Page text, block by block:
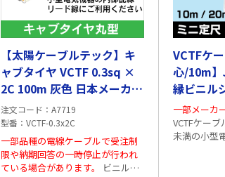
【太陽ケーブルテック】キ
ャブタイヤ VCTF 0.3sq ×
2C 100m 灰色 日本メーカー
製
注文コード
A7719
型番
VCTF-0.3x2C
一部品種の電線ケーブルで受注制
限や納期回答の一時停止が行われ
ている場合があります。
VCTFケ
心/10m
縁ビニル
一部メーカ
VCTFケーブル 屋内で使用する
未満の小型
色:灰色 使